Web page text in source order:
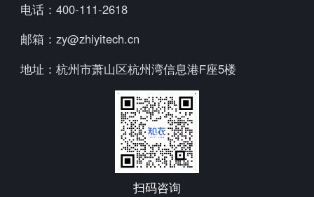
海外探款
美念
炼丹炉
行业资讯
公司动态
电话： 400-111-2618
邮箱： zy@zhiyitech.cn
地址： 杭州市萧山区杭州湾信息港F座5楼
扫码咨询